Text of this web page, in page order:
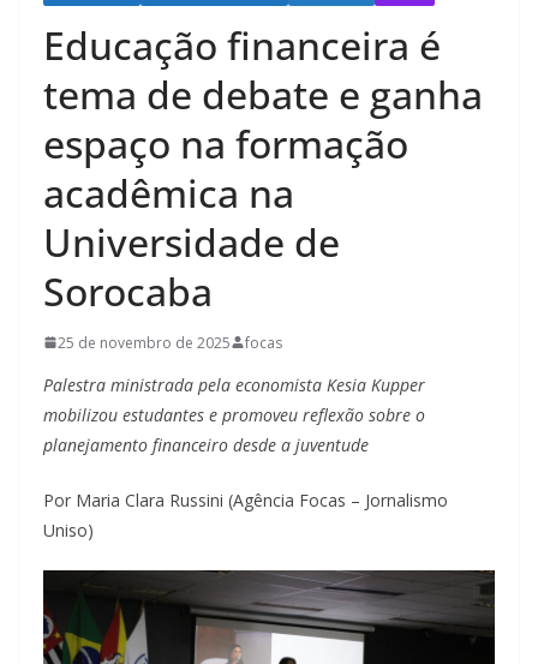
Educação financeira é
tema de debate e ganha
espaço na formação
acadêmica na
Universidade de
Sorocaba
25 de novembro de 2025 focas
Palestra ministrada pela economista Kesia Kupper
mobilizou estudantes e promoveu reflexão sobre o
planejamento financeiro desde a juventude
Por Maria Clara Russini (Agência Focas – Jornalismo
Uniso)